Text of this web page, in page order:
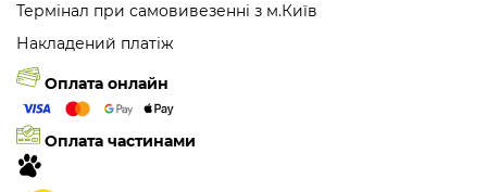
Термінал при самовивезенні з м.Київ
Накладений платіж
Оплата онлайн
Оплата частинами